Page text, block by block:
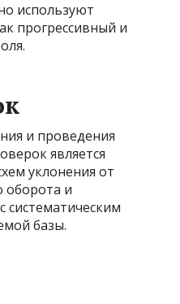
используют
прогрессивный и
и проведения
является
уклонения от
оборота и
систематическим
базы.